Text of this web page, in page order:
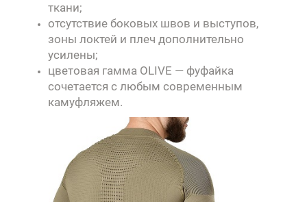
ткани;
отсутствие боковых швов и выступов,
зоны локтей и плеч дополнительно
усилены;
цветовая гамма OLIVE — фуфайка
сочетается с любым современным
камуфляжем.